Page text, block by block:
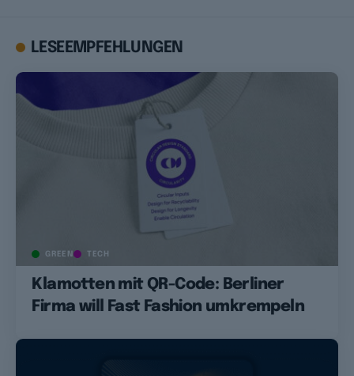
LESEEMPFEHLUNGEN
GREEN TECH
Klamotten mit QR-Code: Berliner
Firma will Fast Fashion umkrempeln